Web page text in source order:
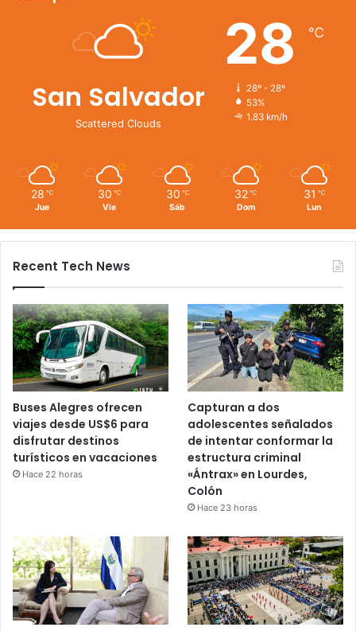
San Salvador
Scattered Clouds
28 ℃
28º - 28º
53%
1.83 km/h
28 ℃
Jue
30 ℃
Vie
30 ℃
Sáb
32 ℃
Dom
31 ℃
Lun
Recent Tech News
Buses Alegres ofrecen
viajes desde US$6 para
disfrutar destinos
turísticos en vacaciones
Hace 22 horas
Capturan a dos
adolescentes señalados
de intentar conformar la
estructura criminal
«Ántrax» en Lourdes,
Colón
Hace 23 horas